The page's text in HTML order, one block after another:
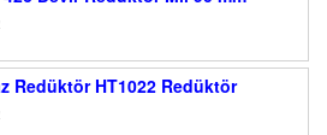
Redüktör HT1022 Redüktör